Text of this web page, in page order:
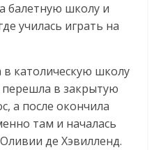
балетную школу и
училась играть на
католическую школу
в закрытую
а после окончила
там и началась
де Хэвилленд.